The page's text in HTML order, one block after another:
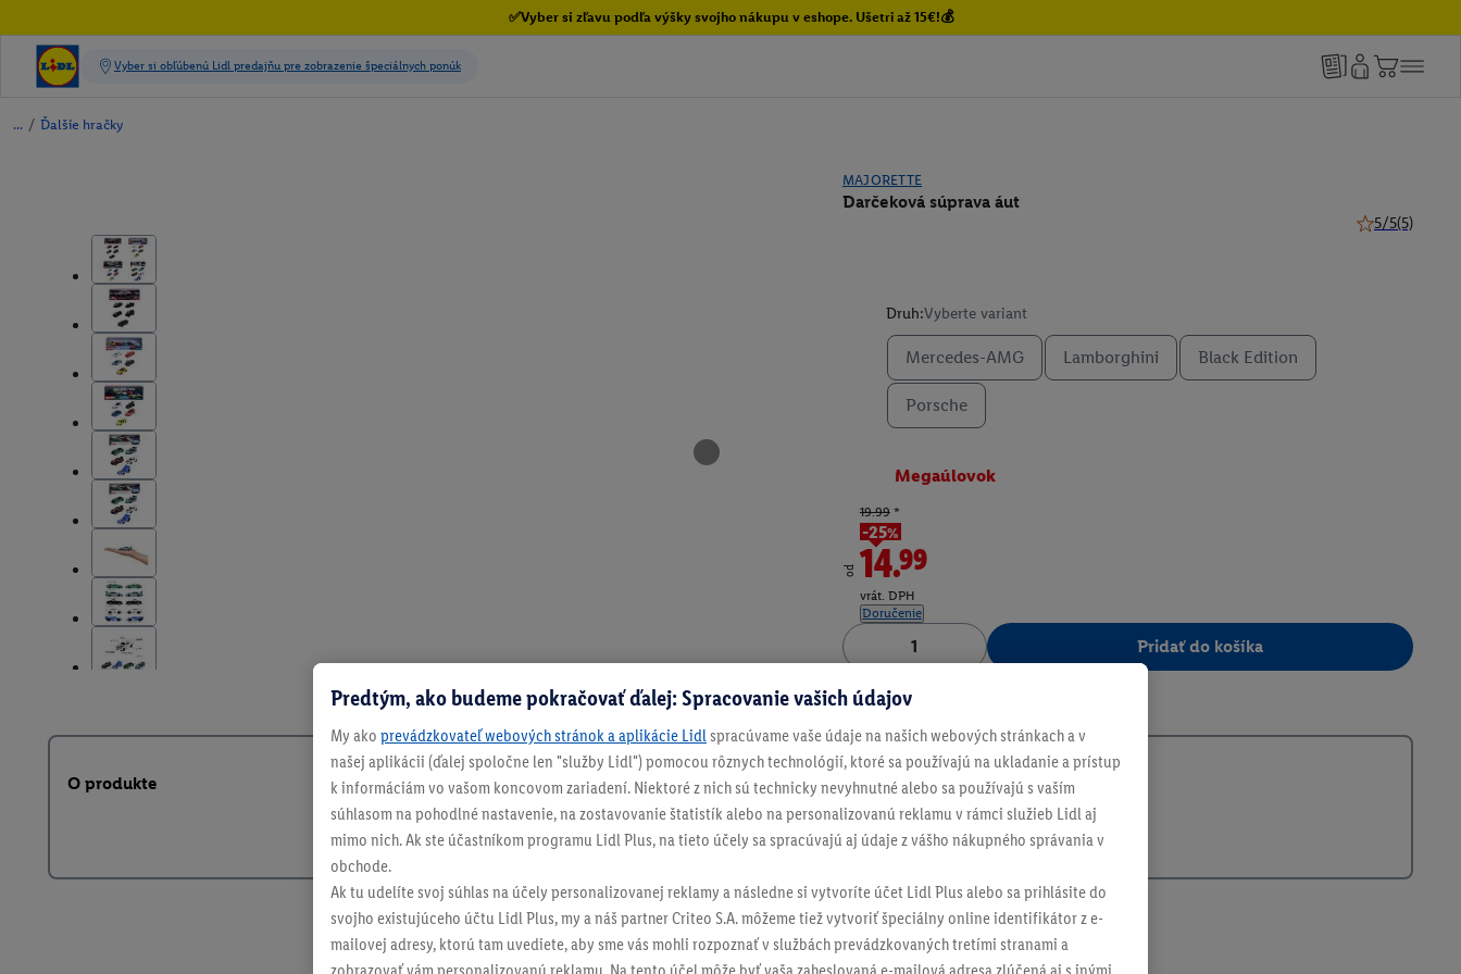
✅Vyber si zľavu podľa výšky svojho nákupu v eshope. Ušetri až 15€!💰
/ Ďalšie hračky
MAJORETTE
Darčeková súprava áut
5/5(5)
Druh:Vyberte variant
Mercedes-AMG Lamborghini Black Edition
Porsche
Megaúlovok
od
19.99*
-25%
14.99
vrát. DPH
Doručenie
Pridať do košíka
Číslo produktu:
O produkte
Predtým, ako budeme pokračovať ďalej: Spracovanie vašich údajov
My ako prevádzkovateľ webových stránok a aplikácie Lidl spracúvame vaše údaje na našich webových stránkach a v
našej aplikácii (ďalej spoločne len "služby Lidl") pomocou rôznych technológií, ktoré sa používajú na ukladanie a prístup
k informáciám vo vašom koncovom zariadení. Niektoré z nich sú technicky nevyhnutné alebo sa používajú s vaším
súhlasom na pohodlné nastavenie, na zostavovanie štatistík alebo na personalizovanú reklamu v rámci služieb Lidl aj
mimo nich. Ak ste účastníkom programu Lidl Plus, na tieto účely sa spracúvajú aj údaje z vášho nákupného správania v
obchode.
Ak tu udelíte svoj súhlas na účely personalizovanej reklamy a následne si vytvoríte účet Lidl Plus alebo sa prihlásite do
svojho existujúceho účtu Lidl Plus, my a náš partner Criteo S.A. môžeme tiež vytvoriť špeciálny online identifikátor z e-
mailovej adresy, ktorú tam uvediete, aby sme vás mohli rozpoznať v službách prevádzkovaných tretími stranami a